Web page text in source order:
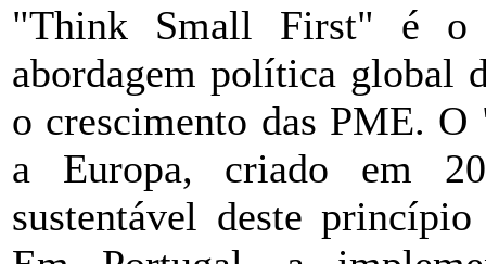
"Think Small First" é o
abordagem política global
o crescimento das PME.
a Europa, criado em
sustentável deste